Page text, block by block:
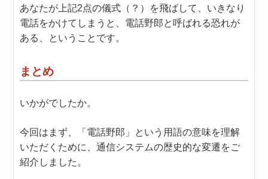
あなたが上記2点の儀式（？）を飛ばして、いきなり
電話をかけてしまうと、電話野郎と呼ばれる恐れが
ある、ということです。
まとめ
いかがでしたか。
今回はまず、「電話野郎」という用語の意味を理解
いただくために、通信システムの歴史的な変遷をご
紹介しました。